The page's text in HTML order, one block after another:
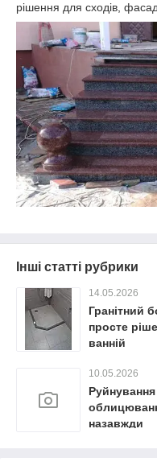
рішення для сходів,
Інші статті рубрики
14.05.2026
Гранітний
просте
ванній
10.05.2026
назавжди